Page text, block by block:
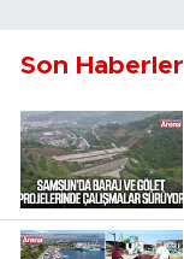
Son Haberler